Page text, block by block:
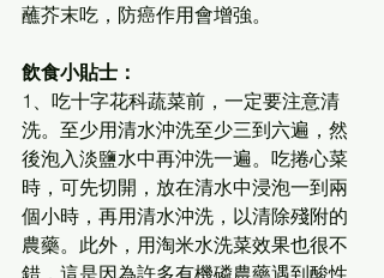
蘸芥末吃，防癌作用會增強。
飲食小貼士：
1、吃十字花科蔬菜前，一定要注意清
洗。至少用清水沖洗至少三到六遍，然
後泡入淡鹽水中再沖洗一遍。吃捲心菜
時，可先切開，放在清水中浸泡一到兩
個小時，再用清水沖洗，以清除殘附的
農藥。此外，用淘米水洗菜效果也很不